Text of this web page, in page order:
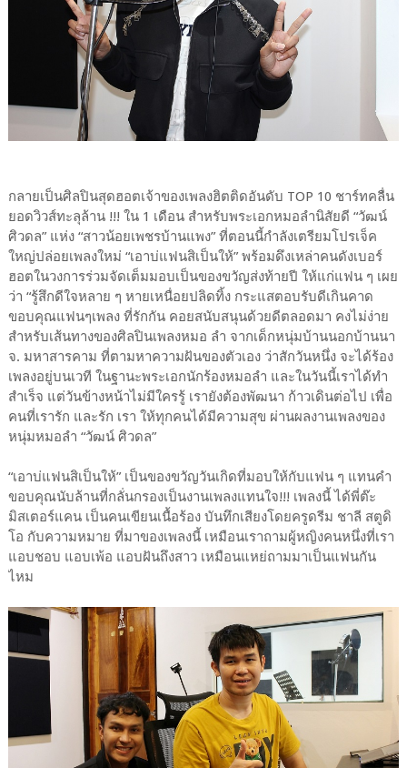
กลายเป็นศิลปินสุดฮอตเจ้าของเพลงฮิตติดอันดับ TOP 10 ชาร์ทคลื่น
ยอดวิวส์ทะลุล้าน !!! ใน 1 เดือน สำหรับพระเอกหมอลำนิสัยดี “วัฒน์
ศิวดล” แห่ง “สาวน้อยเพชรบ้านแพง” ที่ตอนนี้กำลังเตรียมโปรเจ็ค
ใหญ่ปล่อยเพลงใหม่ “เอาบ่แฟนสิเป็นให้” พร้อมดึงเหล่าคนดังเบอร์
ฮอตในวงการร่วมจัดเต็มมอบเป็นของขวัญส่งท้ายปี ให้แก่แฟน ๆ เผย
ว่า “รู้สึกดีใจหลาย ๆ หายเหนื่อยปลิดทิ้ง กระแสตอบรับดีเกินคาด
ขอบคุณแฟนๆเพลง ที่รักกัน คอยสนับสนุนด้วยดีตลอดมา คงไม่ง่าย
สำหรับเส้นทางของศิลปินเพลงหมอ ลำ จากเด็กหนุ่มบ้านนอกบ้านนา
จ. มหาสารคาม ที่ตามหาความฝันของตัวเอง ว่าสักวันหนึ่ง จะได้ร้อง
เพลงอยู่บนเวที ในฐานะพระเอกนักร้องหมอลำ และในวันนี้เราได้ทำ
สำเร็จ แต่วันข้างหน้าไม่มีใครรู้ เรายังต้องพัฒนา ก้าวเดินต่อไป เพื่อ
คนที่เรารัก และรัก เรา ให้ทุกคนได้มีความสุข ผ่านผลงานเพลงของ
หนุ่มหมอลำ “วัฒน์ ศิวดล”
“เอาบ่แฟนสิเป็นให้” เป็นของขวัญวันเกิดที่มอบให้กับแฟน ๆ แทนคำ
ขอบคุณนับล้านที่กลั่นกรองเป็นงานเพลงแทนใจ!!! เพลงนี้ ได้พี่ต๊ะ
มิสเตอร์แคน เป็นคนเขียนเนื้อร้อง บันทึกเสียงโดยครูดรีม ชาลี สตูดิ
โอ กับความหมาย ที่มาของเพลงนี้ เหมือนเราถามผู้หญิงคนหนึ่งที่เรา
แอบชอบ แอบเพ้อ แอบฝันถึงสาว เหมือนแหย่ถามมาเป็นแฟนกัน
ไหม